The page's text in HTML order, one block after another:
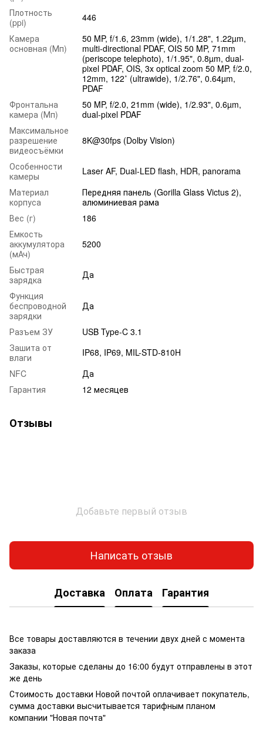
Плотность
(ppi)
446
Камера
основная (Мп)
50 MP, f/1.6, 23mm (wide), 1/1.28", 1.22µm,
multi-directional PDAF, OIS 50 MP, 71mm
(periscope telephoto), 1/1.95", 0.8µm, dual-
pixel PDAF, OIS, 3x optical zoom 50 MP, f/2.0,
12mm, 122˚ (ultrawide), 1/2.76", 0.64µm,
PDAF
Фронтальна
камера (Мп)
50 MP, f/2.0, 21mm (wide), 1/2.93", 0.6µm,
dual-pixel PDAF
Максимальное
разрешение
видеосъёмки
8K@30fps (Dolby Vision)
Особенности
камеры
Laser AF, Dual-LED flash, HDR, panorama
Материал
корпуса
Передняя панель (Gorilla Glass Victus 2),
алюминиевая рама
Вес (г)
186
Емкость
аккумулятора
(мАч)
5200
Быстрая
зарядка
Да
Функция
беспроводной
зарядки
Да
Разъем ЗУ
USB Type-C 3.1
Зашита от
влаги
IP68, IP69, MIL-STD-810H
NFC
Да
Гарантия
12 месяцев
Отзывы
Добавьте первый отзыв
Написать отзыв
Доставка Оплата Гарантия
Все товары доставляются в течении двух дней с момента
заказа
Заказы, которые сделаны до 16:00 будут отправлены в этот
же день
Стоимость доставки Новой почтой оплачивает покупатель,
сумма доставки высчитывается тарифным планом
компании "Новая почта"